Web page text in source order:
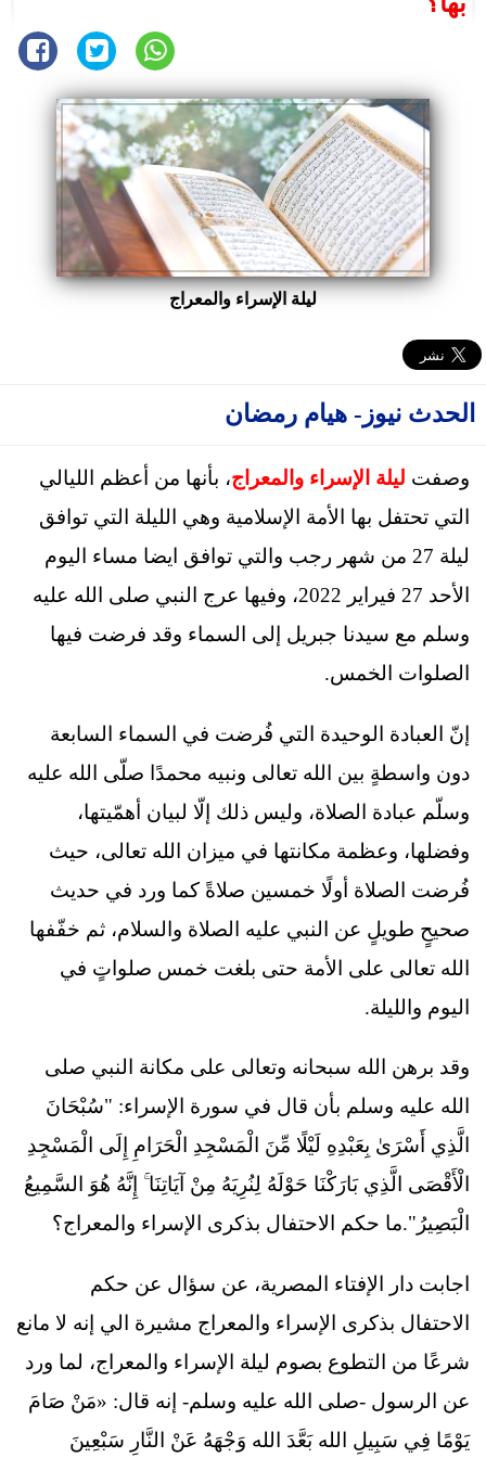
ليلة الإسراء والمعراج
الحدث نيوز- هيام رمضان
وصفت ليلة الإسراء والمعراج، بأنها من أعظم الليالي
التي تحتفل بها الأمة الإسلامية وهي الليلة التي توافق
ليلة 27 من شهر رجب والتي توافق ايضا مساء اليوم
الأحد 27 فيراير 2022، وفيها عرج النبي صلى الله عليه
وسلم مع سيدنا جبريل إلى السماء وقد فرضت فيها
الصلوات الخمس.
إنّ العبادة الوحيدة التي فُرضت في السماء السابعة
دون واسطةٍ بين الله تعالى ونبيه محمدًا صلّى الله عليه
وسلّم عبادة الصلاة، وليس ذلك إلّا لبيان أهمّيتها،
وفضلها، وعظمة مكانتها في ميزان الله تعالى، حيث
فُرضت الصلاة أولًا خمسين صلاةً كما ورد في حديث
صحيحٍ طويلٍ عن النبي عليه الصلاة والسلام، ثم خفّفها
الله تعالى على الأمة حتى بلغت خمس صلواتٍ في
اليوم والليلة.
وقد برهن الله سبحانه وتعالى على مكانة النبي صلى
الله عليه وسلم بأن قال في سورة الإسراء: "سُبْحَانَ
الَّذِي أَسْرَىٰ بِعَبْدِهِ لَيْلًا مِّنَ الْمَسْجِدِ الْحَرَامِ إِلَى الْمَسْجِدِ
الْأَقْصَى الَّذِي بَارَكْنَا حَوْلَهُ لِنُرِيَهُ مِنْ آيَاتِنَا ۚ إِنَّهُ هُوَ السَّمِيعُ
الْبَصِيرُ".ما حكم الاحتفال بذكرى الإسراء والمعراج؟
اجابت دار الإفتاء المصرية، عن سؤال عن حكم
الاحتفال بذكرى الإسراء والمعراج مشيرة الي إنه لا مانع
شرعًا من التطوع بصوم ليلة الإسراء والمعراج، لما ورد
عن الرسول -صلى الله عليه وسلم- إنه قال: «مَنْ صَامَ
يَوْمًا فِي سَبِيلِ الله بَعَّدَ الله وَجْهَهُ عَنْ النَّارِ سَبْعِينَ